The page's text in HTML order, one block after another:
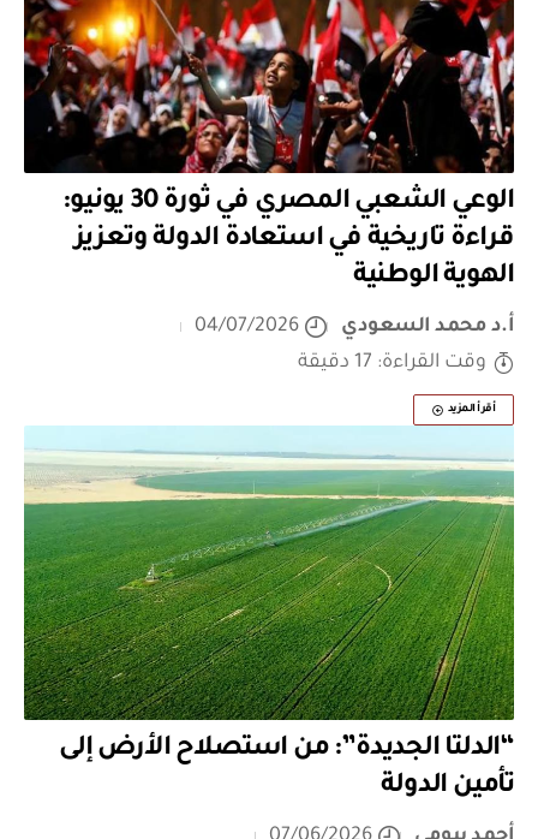
الوعي الشعبي المصري في ثورة 30 يونيو:
قراءة تاريخية في استعادة الدولة وتعزيز
الهوية الوطنية
أ.د محمد السعودي
04/07/2026
وقت القراءة: 17 دقيقة
أقرأ المزيد
“الدلتا الجديدة”: من استصلاح الأرض إلى
تأمين الدولة